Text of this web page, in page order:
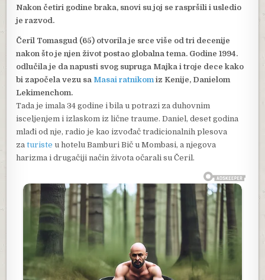
Nakon četiri godine braka, snovi su joj se raspršili i usledio
je razvod.
Čeril Tomasgud (65) otvorila je srce više od tri decenije
nakon što je njen život postao globalna tema. Godine 1994.
odlučila je da napusti svog supruga Majka i troje dece kako
bi započela vezu sa Masai ratnikomiz Kenije, Danielom
Lekimenchom.
Tada je imala 34 godine i bila u potrazi za duhovnim
isceljenjem i izlaskom iz lične traume. Daniel, deset godina
mlađi od nje, radio je kao izvođač tradicionalnih plesova
zaturiste u hotelu Bamburi Bič u Mombasi, a njegova
harizma i drugačiji način života očarali su Čeril.